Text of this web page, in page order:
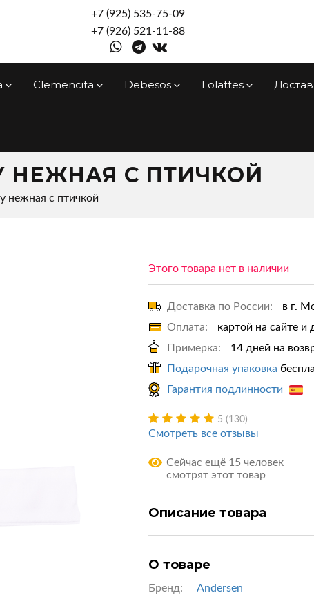
+7 (925) 535-75-09
+7 (926) 521-11-88
Clemencita Debesos Lolattes
НЕЖНАЯ С ПТИЧКОЙ
нежная с птичкой
Этого товара нет в наличии
Доставка по России: в г.
Оплата:
картой на сайте и
Примерка:
14 дней на
Подарочная упаковка
Гарантия подлинности
5 (130)
Смотреть все отзывы
Сейчас ещё 15 человек
смотрят этот товар
Описание товара
О товаре
Бренд: Andersen